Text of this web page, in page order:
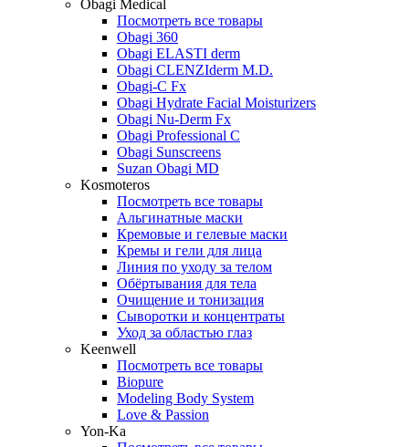
Obagi Medical
Посмотреть все товары
Obagi 360
Obagi ELASTI derm
Obagi CLENZIderm M.D.
Obagi-C Fx
Obagi Hydrate Facial Moisturizers
Obagi Nu-Derm Fx
Obagi Professional C
Obagi Sunscreens
Suzan Obagi MD
Kosmoteros
Посмотреть все товары
Альгинатные маски
Кремовые и гелевые маски
Кремы и гели для лица
Линия по уходу за телом
Обёртывания для тела
Очищение и тонизация
Сыворотки и концентраты
Уход за областью глаз
Keenwell
Посмотреть все товары
Biopure
Modeling Body System
Love & Passion
Yon-Ka